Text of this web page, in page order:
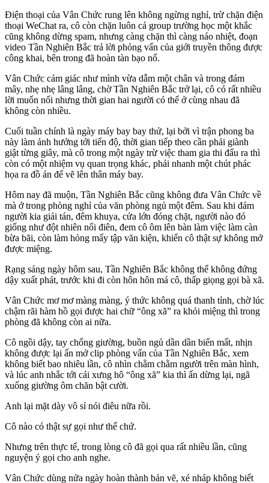
Điện thoại của Vân Chức rung lên không ngừng nghỉ, trừ chặn điện
thoại WeChat ra, cô còn chặn luôn cả group trường học một khắc
cũng không dừng spam, nhưng càng chặn thì càng náo nhiệt, đoạn
video Tần Nghiên Bắc trả lời phỏng vấn của giới truyền thông được
công khai, bên trong đã hoàn tàn bạo nổ.
Vân Chức cảm giác như mình vừa dẫm một chân và trong đám
mây, nhẹ nhẹ lâng lâng, chờ Tần Nghiên Bắc trở lại, cô có rất nhiều
lời muốn nối nhưng thời gian hai người có thể ở cùng nhau đã
không còn nhiều.
Cuối tuần chính là ngày máy bay bay thử, lại bởi vì trận phong ba
này làm ảnh hưởng tới tiến độ, thời gian tiếp theo cần phải giành
giật từng giây, mà cô trong một ngày trừ việc tham gia thi đấu ra thì
còn có một nhiệm vụ quan trọng khác, phải nhanh một chút phác
họa ra đồ án để vẽ lên thân máy bay.
Hôm nay đã muộn, Tần Nghiên Bắc cũng không đưa Vân Chức về
mà ở trong phòng nghỉ của văn phòng ngủ một đêm. Sau khi đám
người kia giải tán, đêm khuya, cửa lớn đóng chặt, người nào đó
giống như đột nhiên nổi điên, đem cô ôm lên bàn làm việc làm càn
bừa bãi, còn làm hỏng mấy tập văn kiện, khiến cô thật sự không mở
được miệng.
Rạng sáng ngày hôm sau, Tần Nghiên Bắc không thể không đứng
dậy xuất phát, trước khi đi còn hôn hôn má cô, thấp giọng gọi bà xã.
Vân Chức mơ mơ màng màng, ý thức không quá thanh tỉnh, chờ lúc
chậm rãi hàm hồ gọi được hai chữ “ông xã” ra khỏi miệng thì trong
phòng đã không còn ai nữa.
Cô ngồi dậy, tay chống giường, buồn ngủ dần dần biến mất, nhịn
không được lại ấn mở clip phòng vấn của Tần Nghiên Bắc, xem
không biết bao nhiêu lần, cô nhìn chằm chằm người trên màn hình,
và lúc anh nhắc tới cái xưng hô “ông xã” kia thì ấn dừng lại, ngã
xuống giường ôm chăn bật cười.
Anh lại mặt dày vô sỉ nói điêu nữa rồi.
Cô nào có thật sự gọi như thế chứ.
Nhưng trên thực tế, trong lòng cô đã gọi qua rất nhiều lần, cũng
nguyện ý gọi cho anh nghe.
Vân Chức dùng nửa ngày hoàn thành bản vẽ, xé nháp không biết